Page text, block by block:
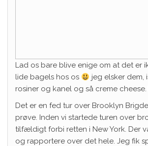
Lad os bare blive enige om at det er
lide bagels hos os
jeg elsker
rosiner og kanel og så creme cheese.
Det er en fed tur over Brooklyn
prøve. Inden vi startede turen over
tilfældigt forbi retten i New York. Der
og rapportere over det hele. Jeg fik